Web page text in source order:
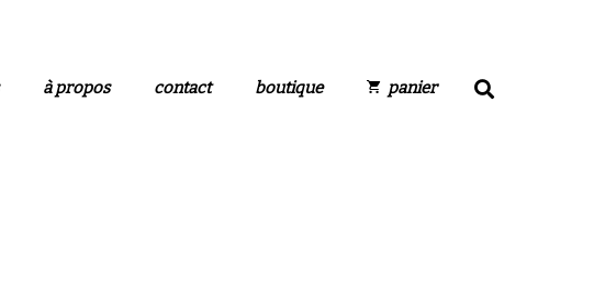
à propos contact boutique panier